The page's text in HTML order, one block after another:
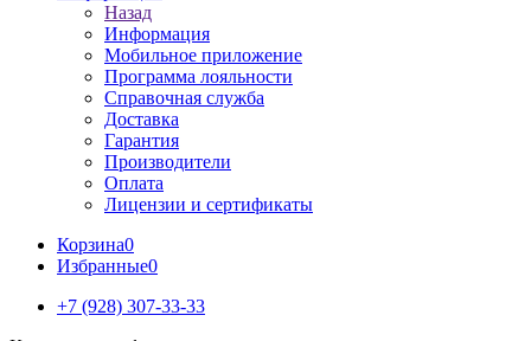
Назад
Информация
Мобильное приложение
Программа лояльности
Справочная служба
Доставка
Гарантия
Производители
Оплата
Лицензии и сертификаты
Корзина0
Избранные0
+7 (928) 307-33-33